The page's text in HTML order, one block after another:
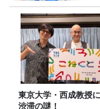
東京大学・西成教授に
渋滞の謎！